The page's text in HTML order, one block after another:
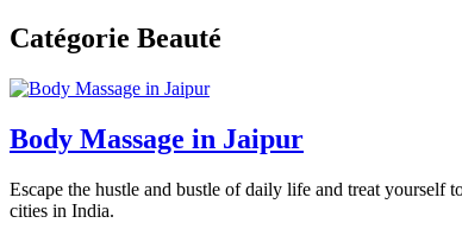
Catégorie Beauté
Body Massage in Jaipur
Escape the hustle and bustle of daily life and treat yourself
cities in India.